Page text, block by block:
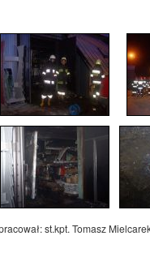
st.kpt. Tomasz